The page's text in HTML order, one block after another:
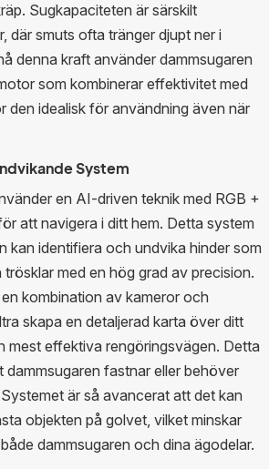
Sugkapaciteten är särskilt
där smuts ofta tränger djupt ner i
denna kraft använder dammsugaren
som kombinerar effektivitet med
den idealisk för användning även när
System
en AI-driven teknik med RGB +
att navigera i ditt hem. Detta system
kan identifiera och undvika hinder som
med en hög grad av precision.
kombination av kameror och
skapa en detaljerad karta över ditt
mest effektiva rengöringsvägen. Detta
dammsugaren fastnar eller behöver
är så avancerat att det kan
objekten på golvet, vilket minskar
dammsugaren och dina ägodelar.